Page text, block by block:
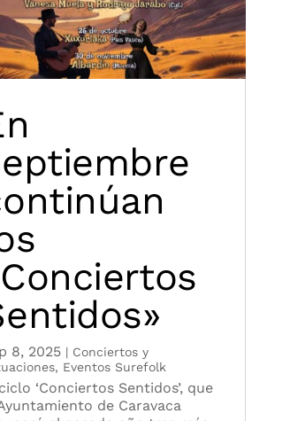
8, 2025 | Conciertos y
, Eventos Surefolk
‘Conciertos Sentidos’, que
de Caravaca